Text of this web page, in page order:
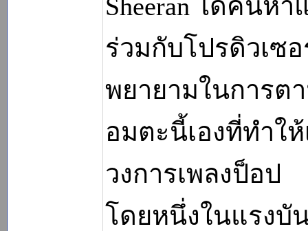
Sheeran ได้ค้นห
ร่วมกับโปรดิวเซ
พยายามในการต
อมตะนี้เองที่ทำใ
วงการเพลงป็อป
โดยหนึ่งในแรงบั